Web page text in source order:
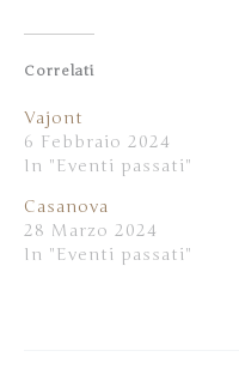
Correlati
Vajont
6 Febbraio 2024
In "Eventi passati"
Casanova
28 Marzo 2024
In "Eventi passati"